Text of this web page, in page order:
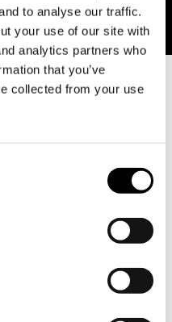
to analyse our traffic.
your use of our site with
analytics partners who
that you’ve
collected from your use